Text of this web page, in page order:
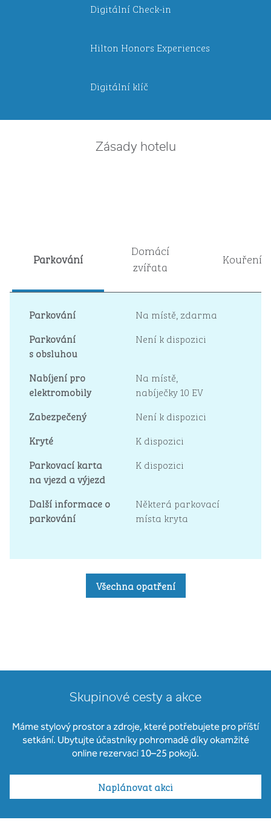
Digitální Check-in
Hilton Honors Experiences
Digitální klíč
Zásady hotelu
Parkování
Domácí
zvířata
Kouření
Parkování Na místě, zdarma
Parkování
s obsluhou
Není k dispozici
Nabíjení pro
elektromobily
Na místě,
nabíječky 10 EV
Zabezpečený
Není k dispozici
Kryté
K dispozici
Parkovací karta
na vjezd a výjezd
K dispozici
Další informace o
parkování
Některá parkovací
místa kryta
Všechna opatření
Skupinové cesty a akce
Máme stylový prostor a zdroje, které potřebujete pro příští
setkání. Ubytujte účastníky pohromadě díky okamžité
online rezervaci 10–25 pokojů.
Naplánovat akci